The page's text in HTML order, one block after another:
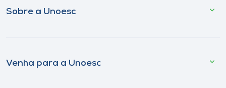
Sobre a Unoesc
Venha para a Unoesc